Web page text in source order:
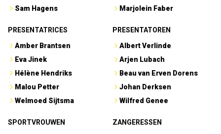
Sam Hagens
Marjolein Faber
PRESENTATRICES
Amber Brantsen
Eva Jinek
Hélène Hendriks
Malou Petter
Welmoed Sijtsma
PRESENTATOREN
Albert Verlinde
Arjen Lubach
Beau van Erven Dorens
Johan Derksen
Wilfred Genee
SPORTVROUWEN ZANGERESSEN